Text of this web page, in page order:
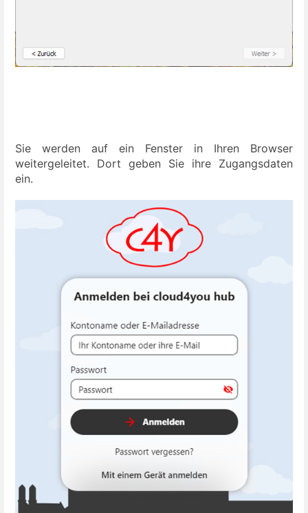
Sie werden auf ein Fenster in Ihren Browser
weitergeleitet. Dort geben Sie ihre Zugangsdaten
ein.